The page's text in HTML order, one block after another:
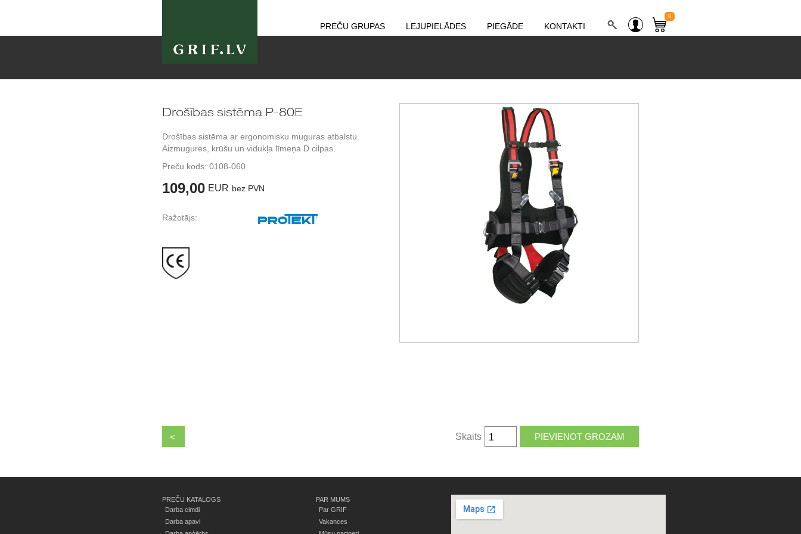
PREČU GRUPAS LEJUPIELĀDES PIEGĀDE KONTAKTI
0
Drošības sistēma P-80E
Drošības sistēma ar ergonomisku muguras atbalstu.
Aizmugures, krūšu un vidukļa līmeņa D cilpas.
Preču kods: 0108-060
109,00 EUR bez PVN
Ražotājs:
< Skaits
PREČU KATALOGS
Darba cimdi
Darba apavi
PAR MUMS
Par GRIF
Vakances